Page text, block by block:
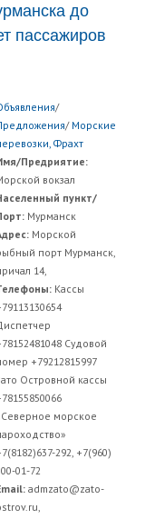
до
пассажиров
/
/ Морские
Фрахт
Предриятие:
вокзал
пункт/
Мурманск
Морской
порт Мурманск,
14,
Кассы
Судовой
+79212815997
Островной кассы
морское
292, +7(960)
01-72
admzato@zato-